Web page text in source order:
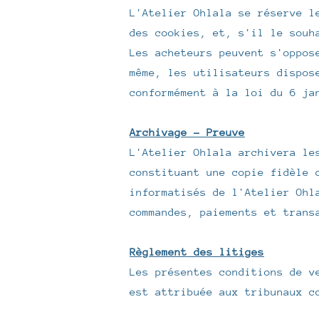
L'Atelier Ohlala se réserve
des cookies, et, s'il le
Les acheteurs peuvent
même, les utilisateurs
conformément à la loi du 6
Archivage - Preuve
L'Atelier Ohlala archivera
constituant une copie fidèle
informatisés de l'Atelier
commandes, paiements et
Règlement des litiges
Les présentes conditions de
est attribuée aux tribunaux